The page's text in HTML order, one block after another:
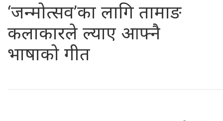
‘जन्मोत्सव’का लागि तामाङ
कलाकारले ल्याए आफ्नै
भाषाको गीत